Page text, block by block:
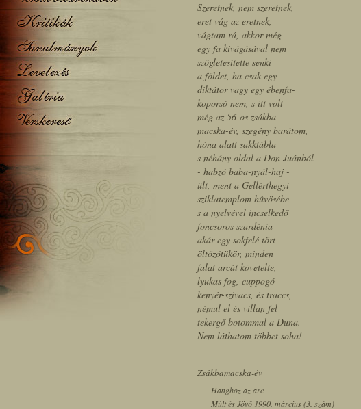
Szeretnek, nem szeretnek,
eret vág az eretnek,
vágtam rá, akkor még
egy fa kivágásával nem
szögletesítette senki
a földet, ha csak egy
diktátor vagy egy ébenfa-
koporsó nem, s itt volt
még az 56-os zsákba-
macska-év, szegény barátom,
hóna alatt sakktábla
s néhány oldal a Don Juánból
- habzó baba-nyál-haj -
ült, ment a Gellérthegyi
sziklatemplom hûvösébe
s a nyelvével incselkedő
foncsoros szardénia
akár egy sokfelé tört
öltözőtükör, minden
falat arcát követelte,
lyukas fog, cuppogó
kenyér-szivacs, és traccs,
némul el és villan fel
tekergő botommal a Duna.
Nem láthatom többet soha!
Zsákbamacska-év
Hanghoz az arc
Múlt és Jövő 1990. március (3. szám)